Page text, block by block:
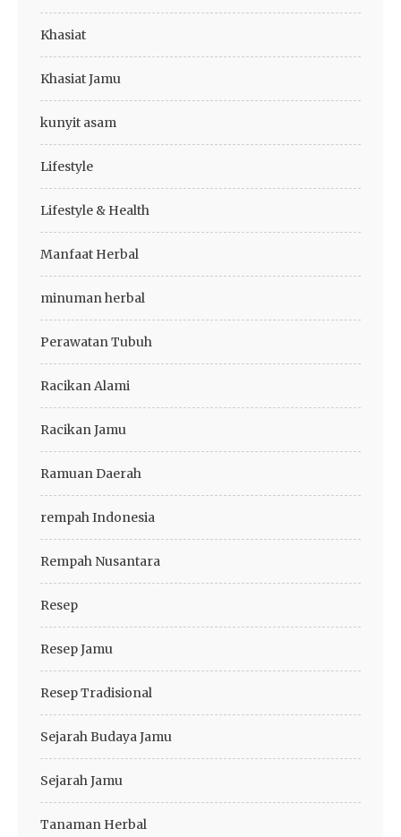
Khasiat
Khasiat Jamu
kunyit asam
Lifestyle
Lifestyle & Health
Manfaat Herbal
minuman herbal
Perawatan Tubuh
Racikan Alami
Racikan Jamu
Ramuan Daerah
rempah Indonesia
Rempah Nusantara
Resep
Resep Jamu
Resep Tradisional
Sejarah Budaya Jamu
Sejarah Jamu
Tanaman Herbal